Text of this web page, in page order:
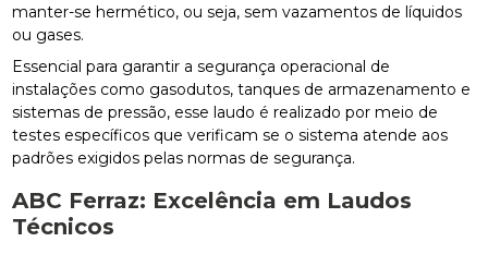
manter-se hermético, ou seja, sem vazamentos de líquidos
ou gases.
Essencial para garantir a segurança operacional de
instalações como gasodutos, tanques de armazenamento e
sistemas de pressão, esse laudo é realizado por meio de
testes específicos que verificam se o sistema atende aos
padrões exigidos pelas normas de segurança.
ABC Ferraz: Excelência em Laudos
Técnicos